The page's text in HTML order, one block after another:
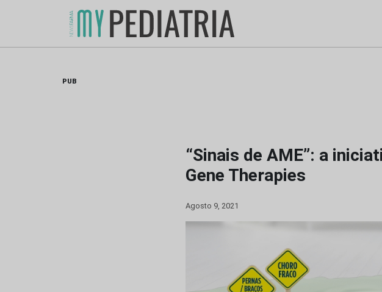
PUB
“Sinais de AME”: a
Gene Therapies
Agosto 9, 2021